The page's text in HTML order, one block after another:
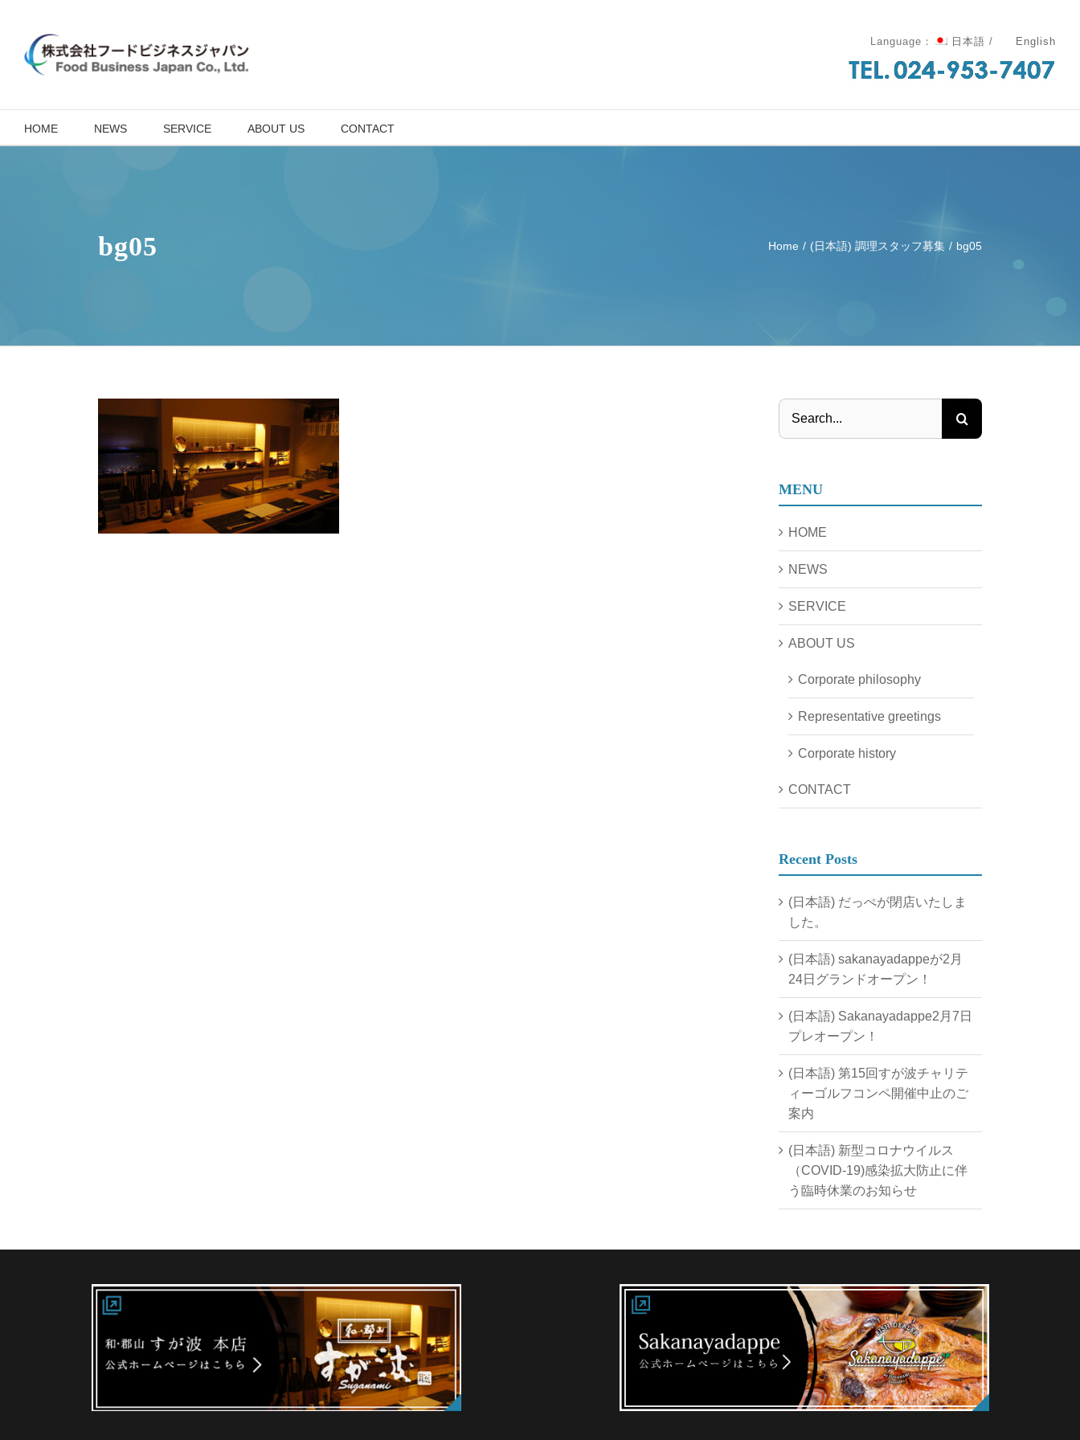
content
Language： 日本語 / English
HOME NEWS SERVICE ABOUT US CONTACT
bg05 Home / (日本語) 調理スタッフ募集 / bg05
Search
MENU
HOME
NEWS
SERVICE
ABOUT US
Corporate philosophy
Representative greetings
Corporate history
CONTACT
Recent Posts
(日本語) だっぺが閉店いたしま
した。
(日本語) sakanayadappeが2月
24日グランドオープン！
(日本語) Sakanayadappe2月7日
プレオープン！
(日本語) 第15回すが波チャリテ
ィーゴルフコンペ開催中止のご
案内
(日本語) 新型コロナウイルス
（COVID-19)感染拡大防止に伴
う臨時休業のお知らせ